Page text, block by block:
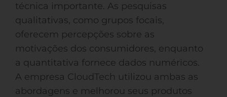
técnica importante. As pesquisas
qualitativas, como grupos focais,
oferecem percepções sobre as
motivações dos consumidores, enquanto
a quantitativa fornece dados numéricos.
A empresa CloudTech utilizou ambas as
abordagens e melhorou seus produtos